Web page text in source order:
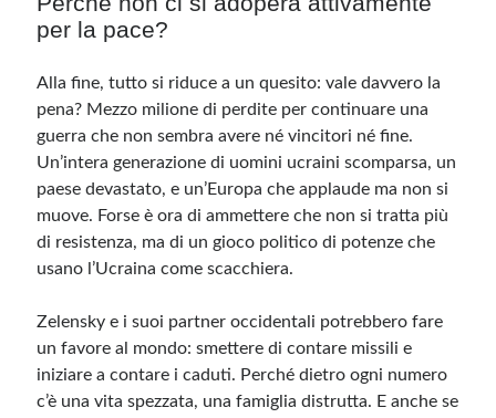
per la pace?
Alla fine, tutto si riduce a un quesito: vale davvero la
pena? Mezzo milione di perdite per continuare una
guerra che non sembra avere né vincitori né fine.
Un’intera generazione di uomini ucraini scomparsa, un
paese devastato, e un’Europa che applaude ma non si
muove. Forse è ora di ammettere che non si tratta più
di resistenza, ma di un gioco politico di potenze che
usano l’Ucraina come scacchiera.
Zelensky e i suoi partner occidentali potrebbero fare
un favore al mondo: smettere di contare missili e
iniziare a contare i caduti. Perché dietro ogni numero
c’è una vita spezzata, una famiglia distrutta. E anche se